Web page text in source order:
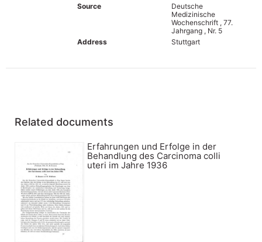
Source
Deutsche
Medizinische
Wochenschrift , 77.
Jahrgang , Nr. 5
Address
Stuttgart
Related documents
Erfahrungen und Erfolge in der
Behandlung des Carcinoma colli
uteri im Jahre 1936